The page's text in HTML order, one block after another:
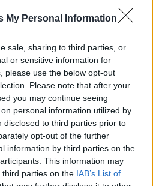
My Personal Information
sale, sharing to third parties, or
or sensitive information for
please use the below opt-out
Please note that after your
you may continue seeing
personal information utilized by
disclosed to third parties prior to
opt-out of the further
information by third parties on the
This information may
parties on the IAB’s List of
a négytornás
nem várt eredménye, Svájc
2-1. Az eredménynél is
arány, a jó nevekből álló
csak 21-szer válaszolt. A
fogtak ki, az első
dánokat, a vége6-2lett.
rendeztek.